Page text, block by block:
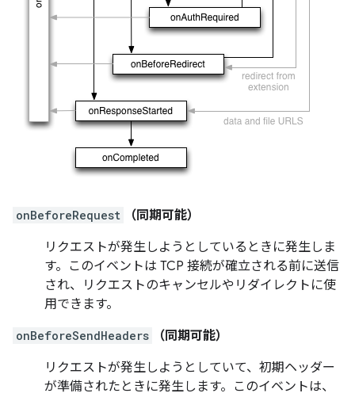
onBeforeRequest
（同期可能）
リクエストが発生しようとしているときに発生しま
す。このイベントは TCP 接続が確立される前に送信
され、リクエストのキャンセルやリダイレクトに使
用できます。
onBeforeSendHeaders
（同期可能）
リクエストが発生しようとしていて、初期ヘッダー
が準備されたときに発生します。このイベントは、